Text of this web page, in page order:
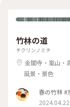
竹林の道
チクリンノミチ
金閣寺・嵐山・
風景・景色
2024.04.22